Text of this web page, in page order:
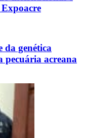
da genética
pecuária acreana